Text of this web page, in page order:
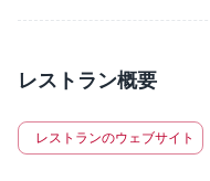
レストラン概要
レストランのウェブサイト